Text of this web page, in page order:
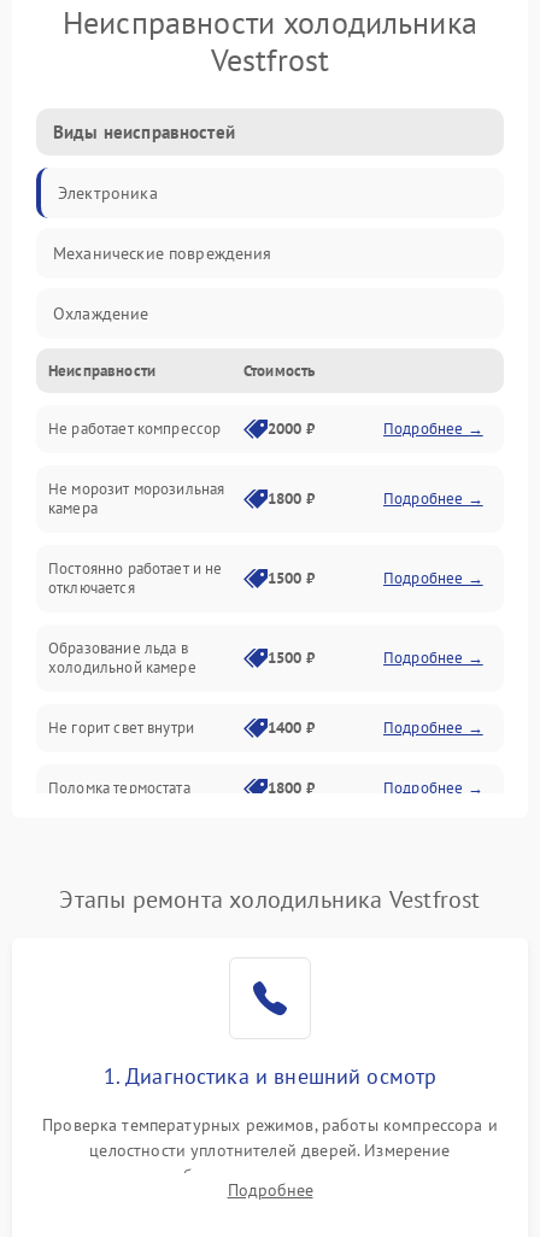
Неисправности холодильника
Vestfrost
Виды неисправностей
Электроника
Механические повреждения
Охлаждение
Механика
Электропитание
Дренаж
Неисправности Стоимость
Не работает компрессор 2000 ₽ Подробнее →
Не морозит морозильная
камера
1800 ₽ Подробнее →
Постоянно работает и не
отключается
1500 ₽ Подробнее →
Образование льда в
холодильной камере
1500 ₽ Подробнее →
Не горит свет внутри 1400 ₽ Подробнее →
Поломка термостата 1800 ₽ Подробнее →
Поломка системы No Frost 2600 ₽ Подробнее →
работе
2000 ₽ Подробнее →
1000 ₽
Этапы ремонта холодильника Vestfrost
1. Диагностика и внешний осмотр
Проверка температурных режимов, работы компрессора и
целостности уплотнителей дверей. Измерение
сопротивления обмоток мотора, проверка термостата и
считывание кодов ошибок с электронного дисплея.
Подробнее